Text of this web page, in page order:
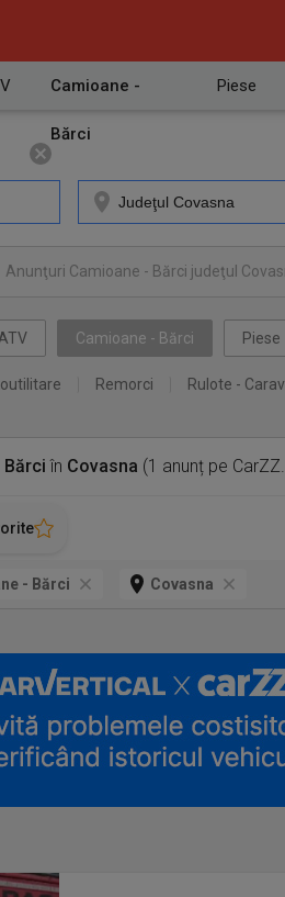
Camioane -
Bărci
Piese
Anunţuri Camioane - Bărci judeţul
Camioane - Bărci Piese
Remorci Rulote -
Bărci în Covasna (1 anunț pe
- Bărci Covasna